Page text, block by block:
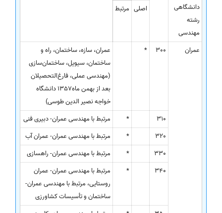
دانشگاهی
رشته
مهندسی
اصلی مرتبط
عمران 300
*
عمران، سازه، ساختمان، راه و
ساختمان، سیویل، ساختمان‌سازی
(مهندسی عملی، فارغ‌التحصیلان
بعد از بهمن ماه1357 دانشگاه
خواجه نصیر الدین طوسی)
310
*
مرتبط با مهندسی عمران- دبیری فنی
320
*
مرتبط با مهندسی عمران- عمران آب
330
*
مرتبط با مهندسی عمران- راهسازی
340
*
مرتبط با مهندسی عمران- عمران
روستایی، مرتبط با مهندسی عمران-
ساختمان و تأسیسات کشاورزی